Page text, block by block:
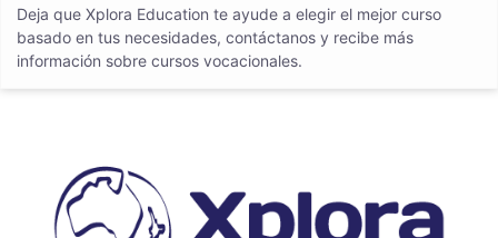
Deja que Xplora Education te ayude a elegir el mejor curso
basado en tus necesidades, contáctanos y recibe más
información sobre cursos vocacionales.